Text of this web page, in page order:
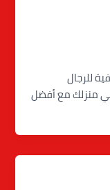
للرجال
في منزلك مع أفضل